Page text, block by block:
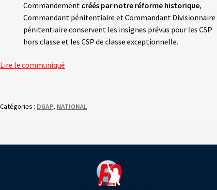
Commandement créés par notre réforme historique,
Commandant pénitentiaire et Commandant Divisionnaire
pénitentiaire conservent les insignes prévus pour les CSP
hors classe et les CSP de classe exceptionnelle.
Lire le communiqué
Catégories : DGAP, NATIONAL